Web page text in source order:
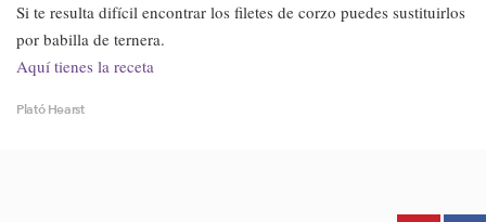
Si te resulta difícil encontrar los filetes de corzo puedes sustituirlos
por babilla de ternera.
Aquí tienes la receta
Plató Hearst